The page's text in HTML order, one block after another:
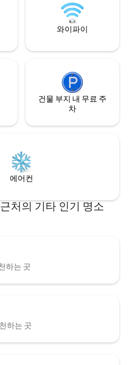
며, 문자나 전화로
공하고, 모바일 기
스크에 액세스할
와이파이
건물 부지 내 무료 주
차
에어컨
처의 기타 인기 명소
하는 곳
하는 곳